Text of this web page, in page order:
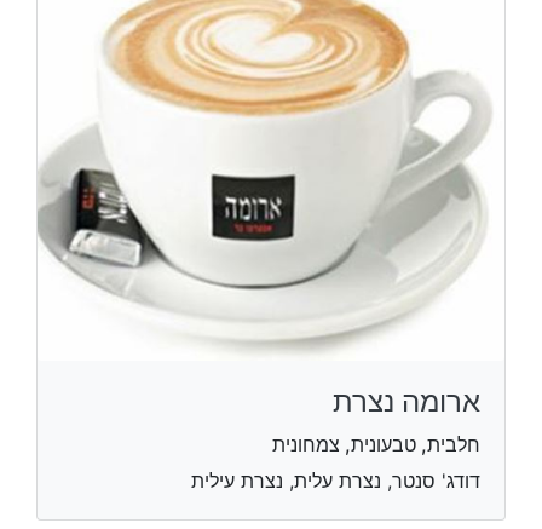
ארומה נצרת
חלבית, טבעונית, צמחונית
דודג' סנטר, נצרת עלית, נצרת עילית